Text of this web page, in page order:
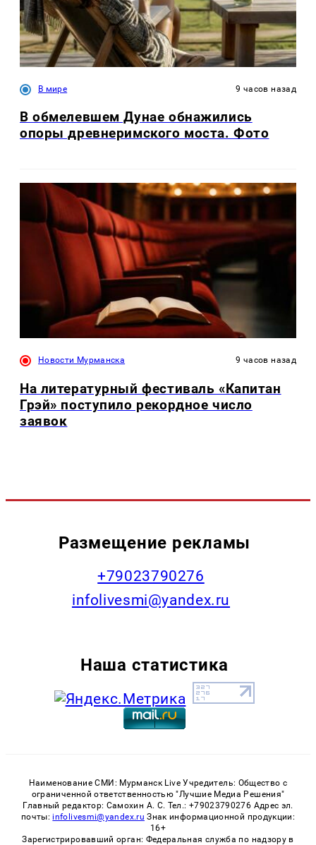
В мире 9 часов назад
В обмелевшем Дунае обнажились
опоры древнеримского моста. Фото
Новости Мурманска 9 часов назад
На литературный фестиваль «Капитан
Грэй» поступило рекордное число
заявок
Размещение рекламы
+79023790276
infolivesmi@yandex.ru
Наша статистика
Наименование СМИ: Мурманск Live Учредитель: Общество с
ограниченной ответственностью "Лучшие Медиа Решения"
Главный редактор: Самохин А. С. Тел.: +79023790276 Адрес эл.
почты: infolivesmi@yandex.ru Знак информационной продукции:
16+
Зарегистрировавший орган: Федеральная служба по надзору в